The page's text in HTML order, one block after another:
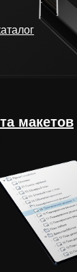
макетов